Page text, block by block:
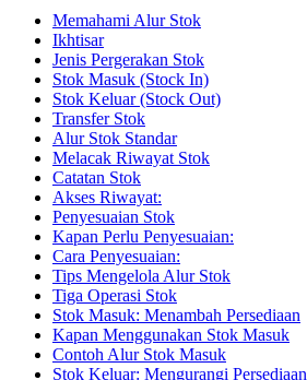
Memahami Alur Stok
Ikhtisar
Jenis Pergerakan Stok
Stok Masuk (Stock In)
Stok Keluar (Stock Out)
Transfer Stok
Alur Stok Standar
Melacak Riwayat Stok
Catatan Stok
Akses Riwayat:
Penyesuaian Stok
Kapan Perlu Penyesuaian:
Cara Penyesuaian:
Tips Mengelola Alur Stok
Tiga Operasi Stok
Stok Masuk: Menambah Persediaan
Kapan Menggunakan Stok Masuk
Contoh Alur Stok Masuk
Stok Keluar: Mengurangi Persediaan